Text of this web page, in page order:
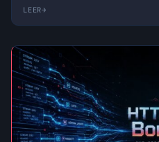
rápido. Prometedor,
producción. Lo
LEER